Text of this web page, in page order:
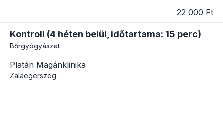
22 000 Ft
Kontroll (4 héten belül, időtartama: 15 perc)
Bőrgyógyászat
Platán Magánklinika
Zalaegerszeg